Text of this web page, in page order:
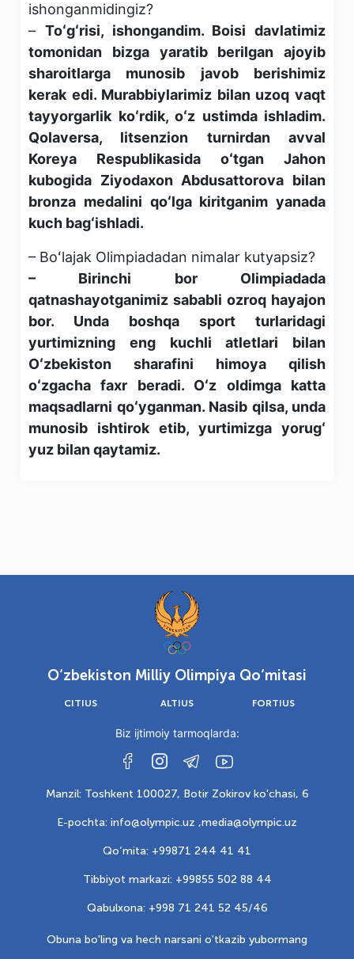
ishonganmidingiz?
– Toʻgʻrisi, ishongandim. Boisi davlatimiz
tomonidan bizga yaratib berilgan ajoyib
sharoitlarga munosib javob berishimiz
kerak edi. Murabbiylarimiz bilan uzoq vaqt
tayyorgarlik koʻrdik, oʻz ustimda ishladim.
Qolaversa, litsenzion turnirdan avval
Koreya Respublikasida oʻtgan Jahon
kubogida Ziyodaxon Abdusattorova bilan
bronza medalini qoʻlga kiritganim yanada
kuch bagʻishladi.
– Boʻlajak Olimpiadadan nimalar kutyapsiz?
– Birinchi bor Olimpiadada
qatnashayotganimiz sababli ozroq hayajon
bor. Unda boshqa sport turlaridagi
yurtimizning eng kuchli atletlari bilan
Oʻzbekiston sharafini himoya qilish
oʻzgacha faxr beradi. Oʻz oldimga katta
maqsadlarni qoʻyganman. Nasib qilsa, unda
munosib ishtirok etib, yurtimizga yorugʻ
yuz bilan qaytamiz.
O‘zbekiston Milliy Olimpiya Qo‘mitasi
CITIUS ALTIUS FORTIUS
Biz ijtimoiy tarmoqlarda:
Manzil: Toshkent 100027, Botir Zokirov ko'chasi, 6
E-pochta: info@olympic.uz ,media@olympic.uz
Qo‘mita: +99871 244 41 41
Tibbiyot markazi: +99855 502 88 44
Qabulxona: +998 71 241 52 45/46
Obuna bo'ling va hech narsani o'tkazib yubormang